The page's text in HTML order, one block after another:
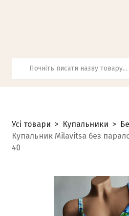
Усі товари Купальники
Купальник Milavitsa без
40